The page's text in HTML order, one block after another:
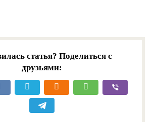
статья? Поделиться с
друзьями: